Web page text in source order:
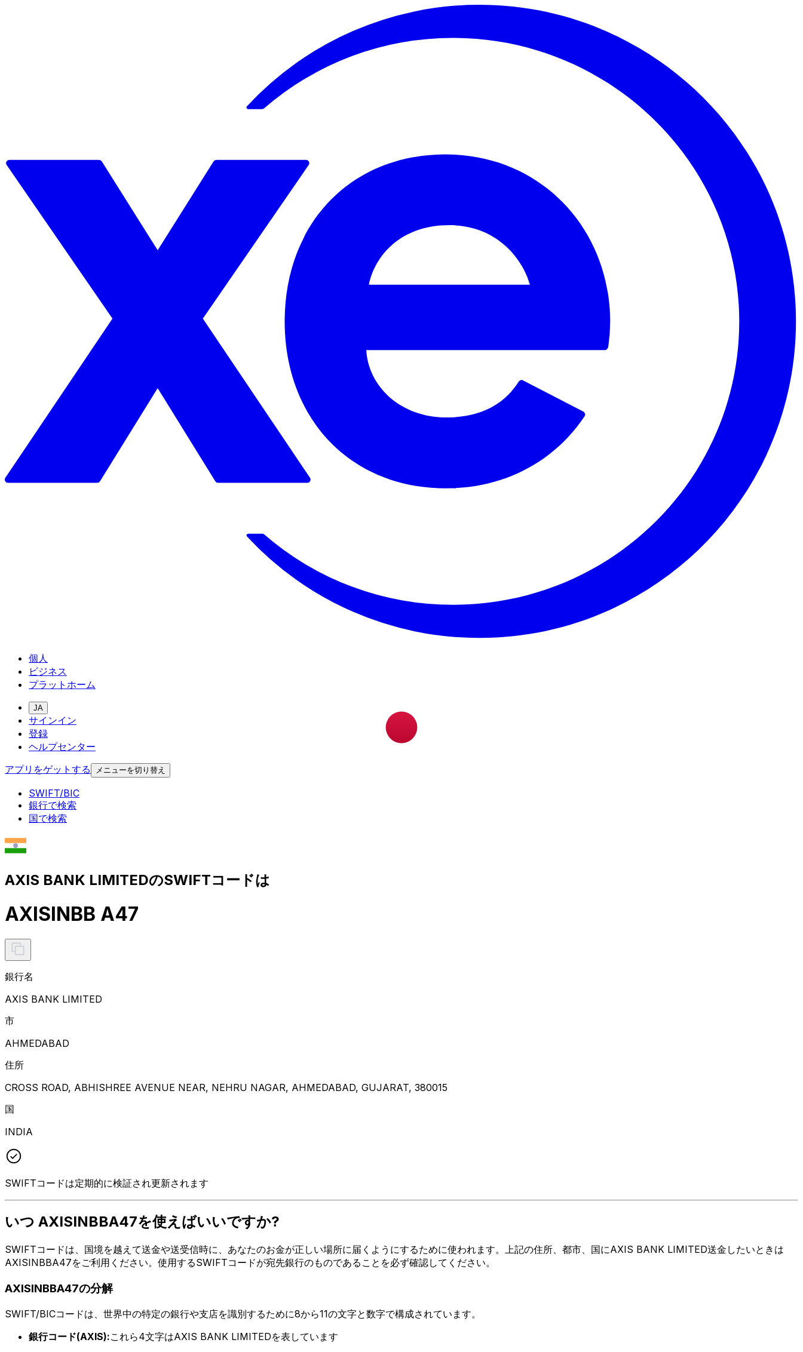
個人
ビジネス
プラットホーム
JA
サインイン
登録
ヘルプセンター
アプリをゲットする
メニューを切り替え
SWIFT/BIC
銀行で検索
国で検索
AXIS BANK LIMITEDのSWIFTコードは
AXISINBB A47
銀行名
AXIS BANK LIMITED
市
AHMEDABAD
住所
CROSS ROAD, ABHISHREE AVENUE NEAR, NEHRU NAGAR, AHMEDABAD, GUJARAT, 380015
国
INDIA
SWIFTコードは定期的に検証され更新されます
いつ AXISINBBA47を使えばいいですか?
SWIFTコードは、国境を越えて送金や送受信時に、あなたのお金が正しい場所に届くようにするために使われます。上記の住所、都市、国にAXIS BANK LIMITED送金したいときは
AXISINBBA47をご利用ください。使用するSWIFTコードが宛先銀行のものであることを必ず確認してください。
AXISINBBA47の分解
SWIFT/BICコードは、世界中の特定の銀行や支店を識別するために8から11の文字と数字で構成されています。
銀行コード(AXIS):これら4文字はAXIS BANK LIMITEDを表しています